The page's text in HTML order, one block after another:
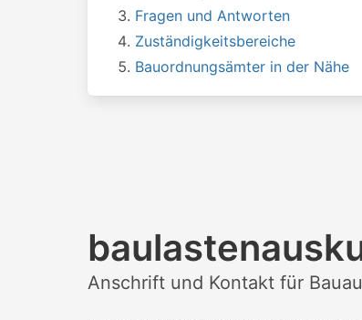
Fragen und Antworten
Zuständigkeitsbereiche
Bauordnungsämter in der Nähe
Anschrift und Kontakt für